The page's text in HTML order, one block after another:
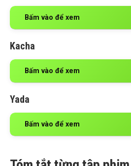
Bấm vào để xem
Kacha
Bấm vào để xem
Yada
Bấm vào để xem